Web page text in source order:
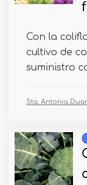
Con la
cultivo de
suministro
Sta. Antonia